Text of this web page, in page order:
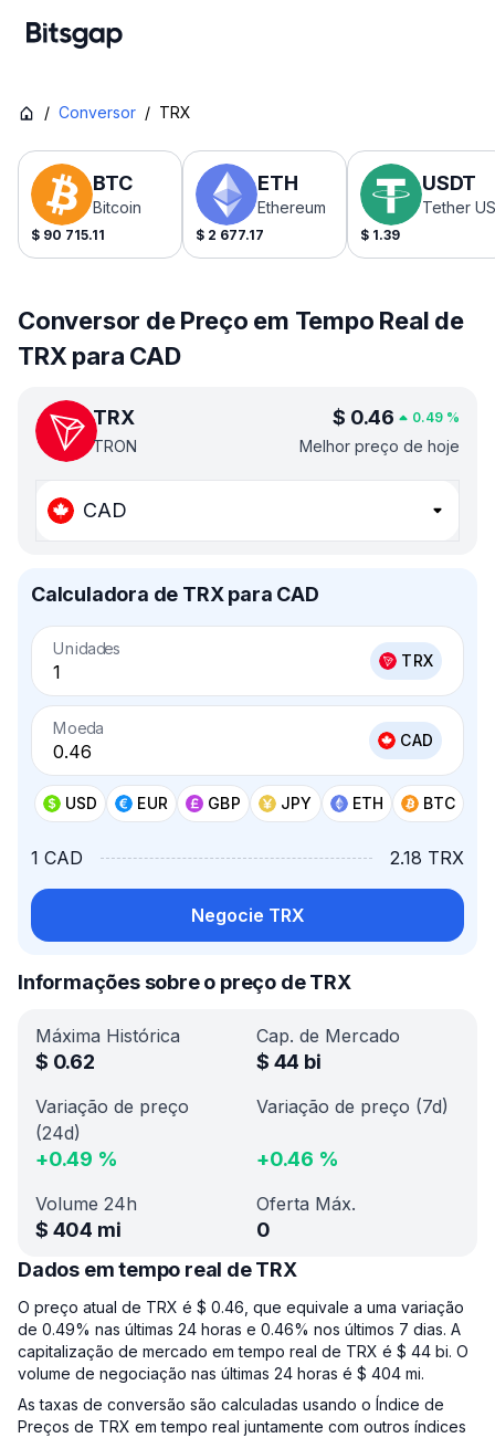
/ Conversor / TRX
BTC
Bitcoin
$ 90 715.11
ETH
Ethereum
$ 2 677.17
USDT
Tether
$ 1.39
Conversor de Preço em Tempo Real de
TRX para CAD
TRX
TRON
$ 0.46 0.49 %
Melhor preço de hoje
CAD
Calculadora de TRX para CAD
Unidades
TRX
Moeda
CAD
USD EUR GBP JPY ETH BTC
1 CAD 2.18 TRX
Negocie TRX
Informações sobre o preço de TRX
Máxima Histórica
$ 0.62
Cap. de Mercado
$ 44 bi
Variação de preço
(24d)
+0.49 %
Variação de preço (7d)
+0.46 %
Volume 24h
$ 404 mi
Oferta Máx.
0
Dados em tempo real de TRX
O preço atual de TRX é $ 0.46, que equivale a uma variação
de 0.49% nas últimas 24 horas e 0.46% nos últimos 7 dias. A
capitalização de mercado em tempo real de TRX é $ 44 bi. O
volume de negociação nas últimas 24 horas é $ 404 mi.
As taxas de conversão são calculadas usando o Índice de
Preços de TRX em tempo real juntamente com outros índices